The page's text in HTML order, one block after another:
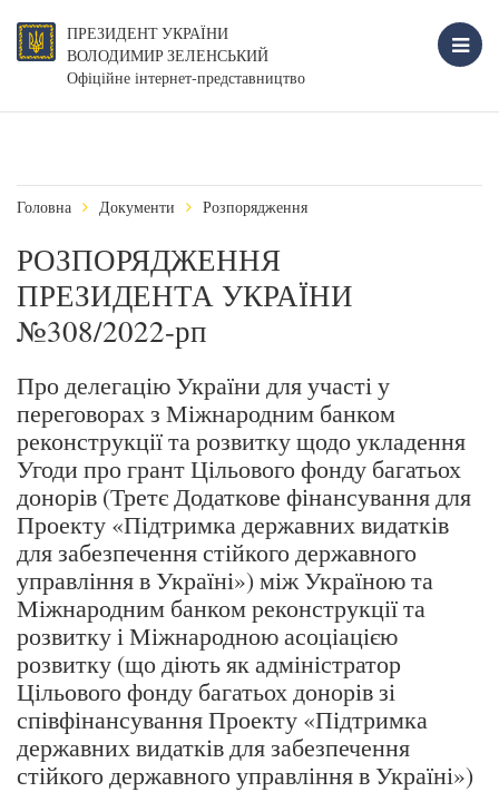
ПРЕЗИДЕНТ УКРАЇНИ
ВОЛОДИМИР ЗЕЛЕНСЬКИЙ
Офіційне інтернет-представництво
Головна Документи Розпорядження
РОЗПОРЯДЖЕННЯ
ПРЕЗИДЕНТА УКРАЇНИ
№308/2022-рп
Про делегацію України для участі у
переговорах з Міжнародним банком
реконструкції та розвитку щодо укладення
Угоди про грант Цільового фонду багатьох
донорів (Третє Додаткове фінансування для
Проекту «Підтримка державних видатків
для забезпечення стійкого державного
управління в Україні») між Україною та
Міжнародним банком реконструкції та
розвитку і Міжнародною асоціацією
розвитку (що діють як адміністратор
Цільового фонду багатьох донорів зі
співфінансування Проекту «Підтримка
державних видатків для забезпечення
стійкого державного управління в Україні»)